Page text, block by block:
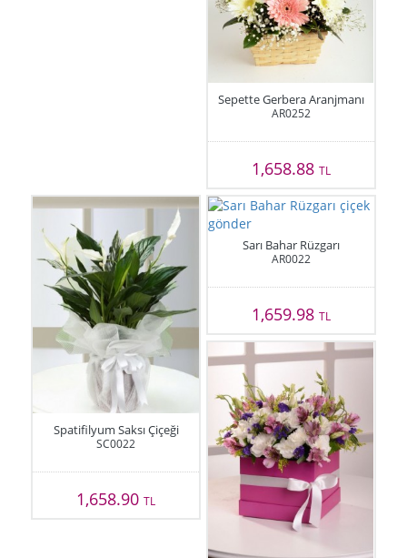
Sepette Gerbera Aranjmanı
AR0252
1,658.88 TL
Spatifilyum Saksı Çiçeği
SC0022
1,658.90TL
Sarı Bahar Rüzgarı
AR0022
1,659.98 TL